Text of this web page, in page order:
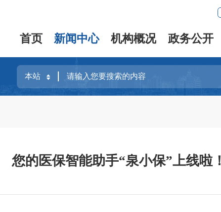
首页 新闻中心 机构概况 政务公开
您的医保智能助手“泉小保”上线啦！